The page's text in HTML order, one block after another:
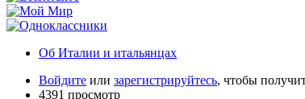
Об Италии и итальянцах
Войдите или зарегистрируйтесь, чтобы
4391 просмотр